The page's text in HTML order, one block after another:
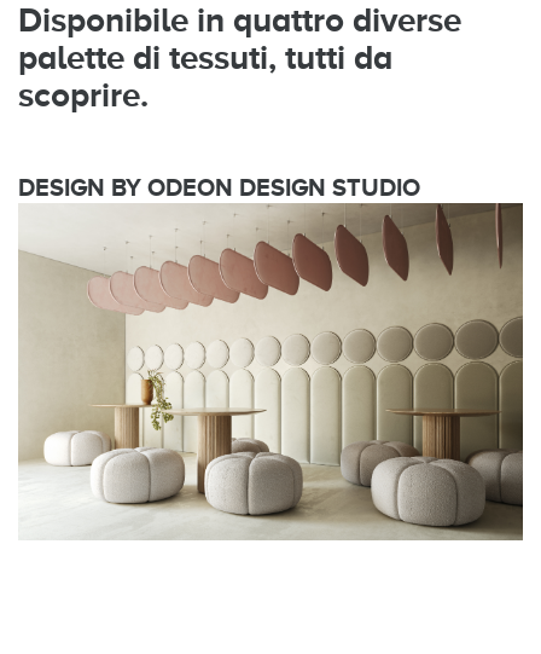
Disponibile in quattro diverse
palette di tessuti, tutti da
scoprire.
DESIGN BY ODEON DESIGN STUDIO